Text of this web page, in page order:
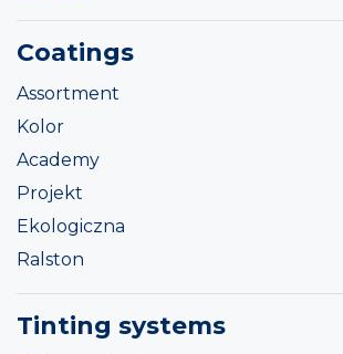
Coatings
Assortment
Kolor
Academy
Projekt
Ekologiczna
Ralston
Tinting systems